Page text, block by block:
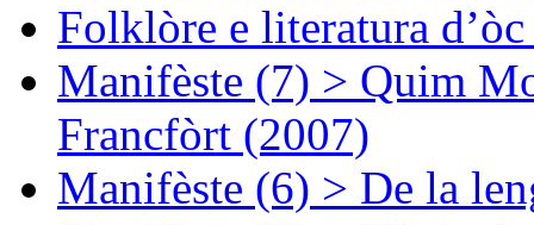
Folklòre e literatura
Manifèste (7) > Quim
Francfòrt (2007)
Manifèste (6) > De la